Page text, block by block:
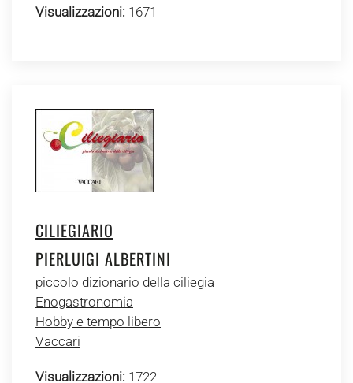
Visualizzazioni: 1671
CILIEGIARIO
PIERLUIGI ALBERTINI
piccolo dizionario della ciliegia
Enogastronomia
Hobby e tempo libero
Vaccari
Visualizzazioni: 1722